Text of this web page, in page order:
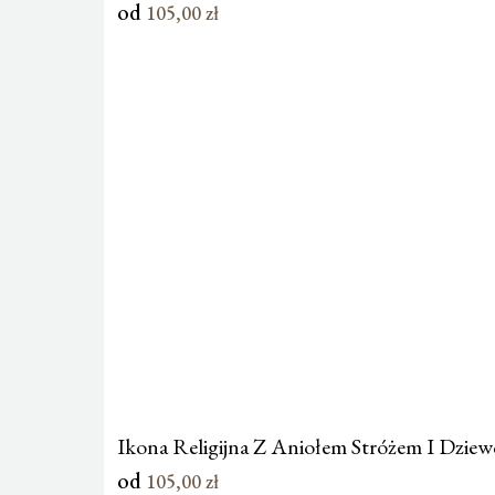
od 105,00zł
Ikona Religijna Z Aniołem Stróżem I
od 105,00zł